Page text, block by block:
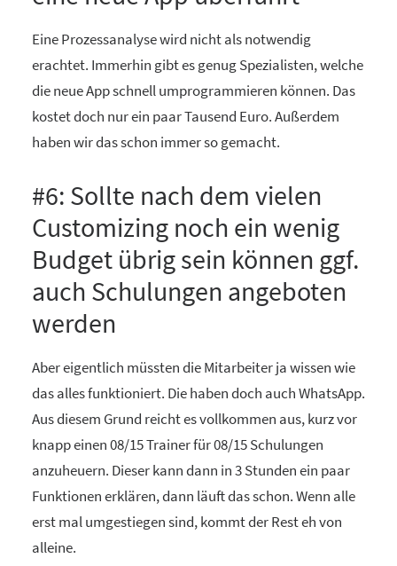
Eine Prozessanalyse wird nicht als notwendig
erachtet. Immerhin gibt es genug Spezialisten, welche
die neue App schnell umprogrammieren können. Das
kostet doch nur ein paar Tausend Euro. Außerdem
haben wir das schon immer so gemacht.
#6: Sollte nach dem vielen
Customizing noch ein wenig
Budget übrig sein können ggf.
auch Schulungen angeboten
werden
Aber eigentlich müssten die Mitarbeiter ja wissen wie
das alles funktioniert. Die haben doch auch WhatsApp.
Aus diesem Grund reicht es vollkommen aus, kurz vor
knapp einen 08/15 Trainer für 08/15 Schulungen
anzuheuern. Dieser kann dann in 3 Stunden ein paar
Funktionen erklären, dann läuft das schon. Wenn alle
erst mal umgestiegen sind, kommt der Rest eh von
alleine.